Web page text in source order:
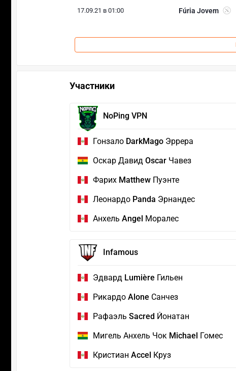
17.09.21 в 01:00 Fúria Jovem
Участники
NoPing VPN
Гонзало DarkMago Эррера
Оскар Давид Oscar Чавез
Фарих Matthew Пуэнте
Леонардо Panda Эрнандес
Анхель Angel Моралес
Infamous
Эдвард Lumière Гильен
Рикардо Alone Санчез
Рафаэль Sacred Йонатан
Мигель Анхель Чок Michael Гомес
Кристиан Accel Круз